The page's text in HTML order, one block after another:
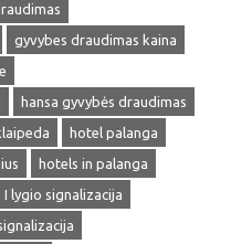
gyvybes draudimas kaina
hansa gyvybės draudimas
hotel palanga
hotels in palanga
I lygio signalizacija